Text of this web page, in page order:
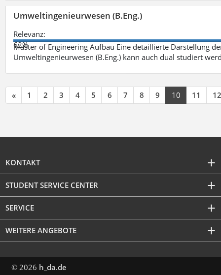
Umweltingenieurwesen (B.Eng.)
Relevanz:
62%
Master of Engineering Aufbau Eine detaillierte Darstellung
Umweltingenieurwesen (B.Eng.) kann auch dual studiert
« 1 2 3 4 5 6 7 8 9 10 11 12
KONTAKT
STUDENT SERVICE CENTER
SERVICE
WEITERE ANGEBOTE
© 2026 h_da.de